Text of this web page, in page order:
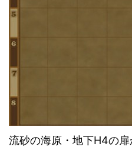
流砂の海原・地下H4の